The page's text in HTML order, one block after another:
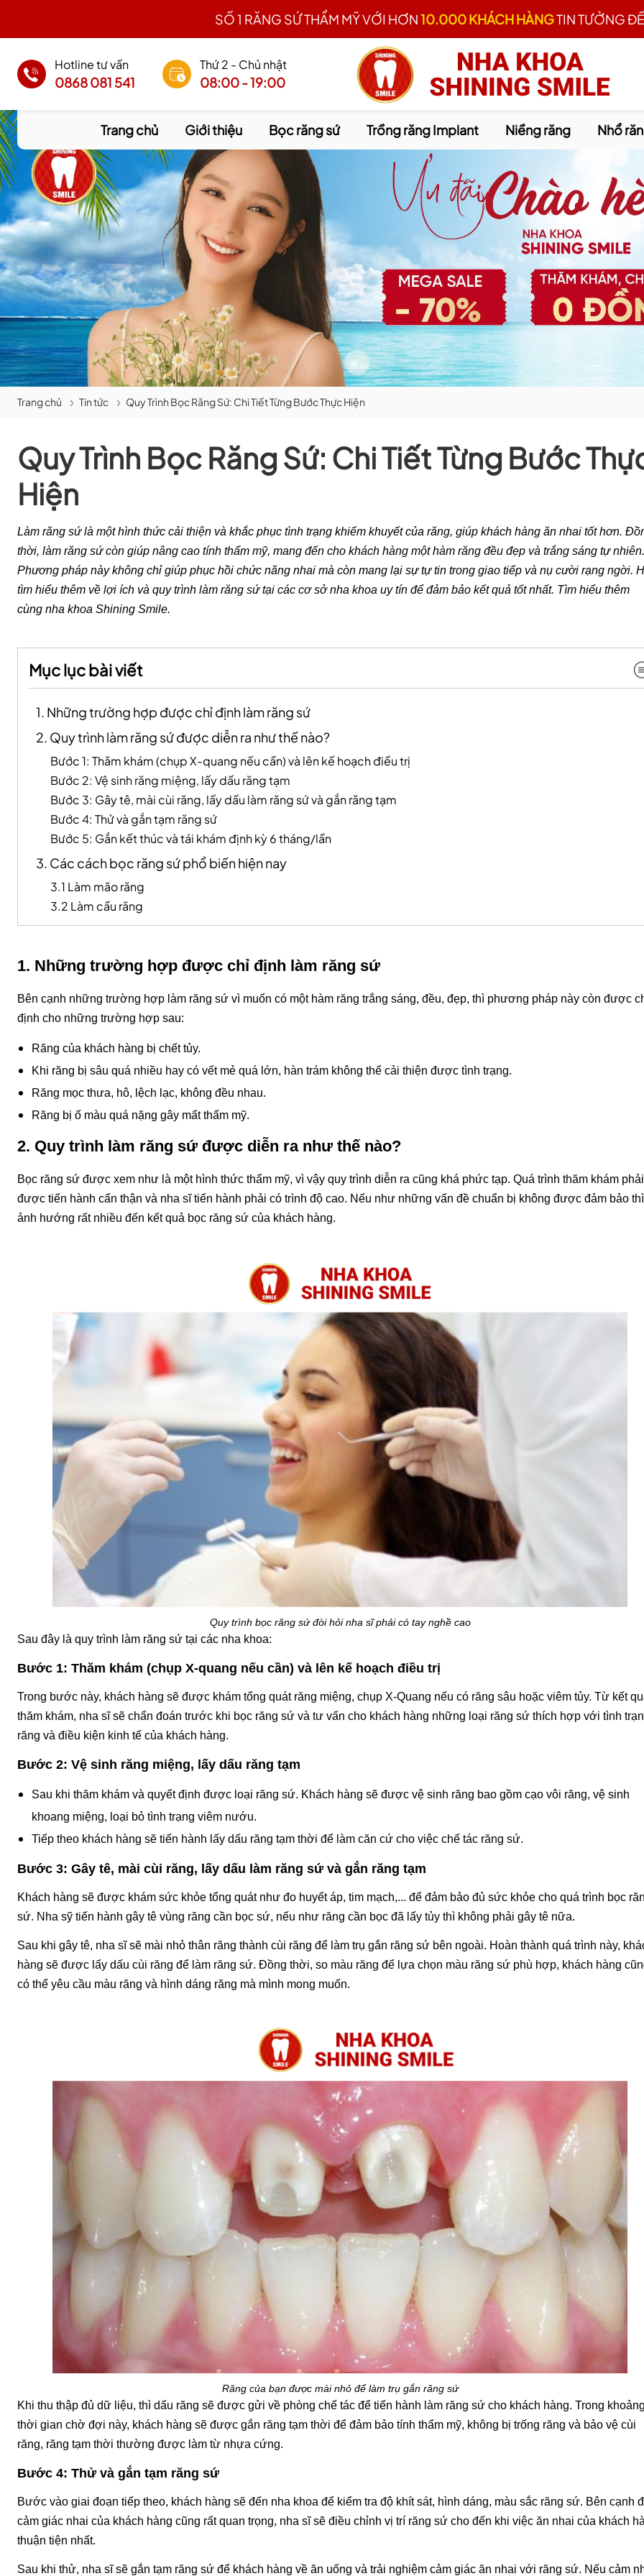
SỐ 1 RĂNG SỨ THẨM MỸ VỚI HƠN10.000 KHÁCH HÀNGTIN TƯỞNG
Hotline tư vấn
0868 081 541
Thứ 2 - Chủ nhật
08:00 - 19:00
Trang chủ Giới thiệu Bọc răng sứ Trồng răng Implant Niềng răng Nhổ
Trang chủ Tin tức Quy Trình Bọc Răng Sứ: Chi Tiết Từng Bước Thực Hiện
Quy Trình Bọc Răng Sứ: Chi Tiết Từng Bước
Hiện
Làm răng sứ là một hình thức cải thiện và khắc phục tình trạng khiếm khuyết của răng, giúp khách hàng ăn nhai tốt hơn.
thời, làm răng sứ còn giúp nâng cao tính thẩm mỹ, mang đến cho khách hàng một hàm răng đều đẹp và trắng sáng tự nhiên.
Phương pháp này không chỉ giúp phục hồi chức năng nhai mà còn mang lại sự tự tin trong giao tiếp và nụ cười rạng ngời.
tìm hiểu thêm về lợi ích và quy trình làm răng sứ tại các cơ sở nha khoa uy tín để đảm bảo kết quả tốt nhất. Tìm hiểu thêm
cùng nha khoa Shining Smile.
Mục lục bài viết
1. Những trường hợp được chỉ định làm răng sứ
2. Quy trình làm răng sứ được diễn ra như thế nào?
Bước 1: Thăm khám (chụp X-quang nếu cần) và lên kế hoạch điều trị
Bước 2: Vệ sinh răng miệng, lấy dấu răng tạm
Bước 3: Gây tê, mài cùi răng, lấy dấu làm răng sứ và gắn răng tạm
Bước 4: Thử và gắn tạm răng sứ
Bước 5: Gắn kết thúc và tái khám định kỳ 6 tháng/lần
3. Các cách bọc răng sứ phổ biến hiện nay
3.1 Làm mão răng
3.2 Làm cầu răng
1. Những trường hợp được chỉ định làm răng sứ
Bên cạnh những trường hợp làm răng sứ vì muốn có một hàm răng trắng sáng, đều, đẹp, thì phương pháp này còn được
định cho những trường hợp sau:
Răng của khách hàng bị chết tủy.
Khi răng bị sâu quá nhiều hay có vết mẻ quá lớn, hàn trám không thể cải thiện được tình trạng.
Răng mọc thưa, hô, lệch lạc, không đều nhau.
Răng bị ố màu quá nặng gây mất thẩm mỹ.
2. Quy trình làm răng sứ được diễn ra như thế nào?
Bọc răng sứ được xem như là một hình thức thẩm mỹ, vì vậy quy trình diễn ra cũng khá phức tạp. Quá trình thăm khám phải
được tiến hành cẩn thận và nha sĩ tiến hành phải có trình độ cao. Nếu như những vấn đề chuẩn bị không được đảm bảo
ảnh hướng rất nhiều đến kết quả bọc răng sứ của khách hàng.
Quy trình bọc răng sứ đòi hỏi nha sĩ phải có tay nghề cao
Sau đây là quy trình làm răng sứ tại các nha khoa:
Bước 1: Thăm khám (chụp X-quang nếu cần) và lên kế hoạch điều trị
Trong bước này, khách hàng sẽ được khám tổng quát răng miệng, chụp X-Quang nếu có răng sâu hoặc viêm tủy. Từ kết
thăm khám, nha sĩ sẽ chẩn đoán trước khi bọc răng sứ và tư vấn cho khách hàng những loại răng sứ thích hợp với tình
răng và điều kiện kinh tế của khách hàng.
Bước 2: Vệ sinh răng miệng, lấy dấu răng tạm
Sau khi thăm khám và quyết định được loại răng sứ. Khách hàng sẽ được vệ sinh răng bao gồm cạo vôi răng, vệ sinh
khoang miệng, loại bỏ tình trạng viêm nướu.
Tiếp theo khách hàng sẽ tiến hành lấy dấu răng tạm thời để làm căn cứ cho việc chế tác răng sứ.
Bước 3: Gây tê, mài cùi răng, lấy dấu làm răng sứ và gắn răng tạm
Khách hàng sẽ được khám sức khỏe tổng quát như đo huyết áp, tim mạch,... để đảm bảo đủ sức khỏe cho quá trình bọc
sứ. Nha sỹ tiến hành gây tê vùng răng cần bọc sứ, nếu như răng cần bọc đã lấy tủy thì không phải gây tê nữa.
Sau khi gây tê, nha sĩ sẽ mài nhỏ thân răng thành cùi răng để làm trụ gắn răng sứ bên ngoài. Hoàn thành quá trình này,
hàng sẽ được lấy dấu cùi răng để làm răng sứ. Đồng thời, so màu răng để lựa chọn màu răng sứ phù hợp, khách hàng
có thể yêu cầu màu răng và hình dáng răng mà mình mong muốn.
Răng của bạn được mài nhỏ để làm trụ gắn răng sứ
Khi thu thập đủ dữ liệu, thì dấu răng sẽ được gửi về phòng chế tác để tiến hành làm răng sứ cho khách hàng. Trong khoảng
thời gian chờ đợi này, khách hàng sẽ được gắn răng tạm thời để đảm bảo tính thẩm mỹ, không bị trống răng và bảo vệ cùi
răng, răng tạm thời thường được làm từ nhựa cứng.
Bước 4: Thử và gắn tạm răng sứ
Bước vào giai đoạn tiếp theo, khách hàng sẽ đến nha khoa để kiểm tra độ khít sát, hình dáng, màu sắc răng sứ. Bên cạnh
cảm giác nhai của khách hàng cũng rất quan trọng, nha sĩ sẽ điều chỉnh vị trí răng sứ cho đến khi việc ăn nhai của khách
thuận tiện nhất.
Sau khi thử, nha sĩ sẽ gắn tạm răng sứ để khách hàng về ăn uống và trải nghiệm cảm giác ăn nhai với răng sứ. Nếu cảm